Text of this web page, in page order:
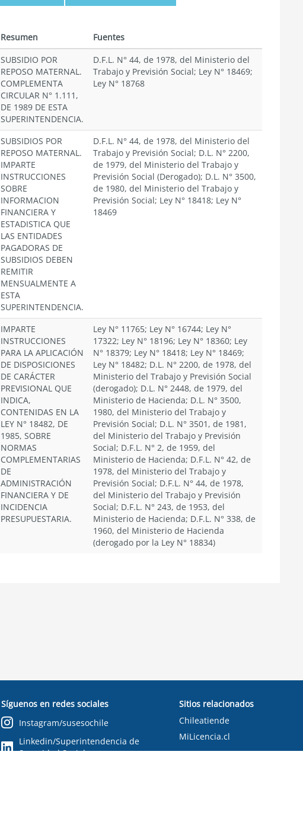
Resumen
Fuentes
SUBSIDIO POR
REPOSO MATERNAL.
COMPLEMENTA
CIRCULAR N° 1.111,
DE 1989 DE ESTA
SUPERINTENDENCIA.
D.F.L. N° 44, de 1978, del Ministerio del
Trabajo y Previsión Social; Ley N° 18469;
Ley N° 18768
SUBSIDIOS POR
REPOSO MATERNAL.
IMPARTE
INSTRUCCIONES
SOBRE
INFORMACION
FINANCIERA Y
ESTADISTICA QUE
LAS ENTIDADES
PAGADORAS DE
SUBSIDIOS DEBEN
REMITIR
MENSUALMENTE A
ESTA
SUPERINTENDENCIA.
D.F.L. N° 44, de 1978, del Ministerio del
Trabajo y Previsión Social; D.L. N° 2200,
de 1979, del Ministerio del Trabajo y
Previsión Social (Derogado); D.L. N° 3500,
de 1980, del Ministerio del Trabajo y
Previsión Social; Ley N° 18418; Ley N°
18469
IMPARTE
INSTRUCCIONES
PARA LA APLICACIÓN
DE DISPOSICIONES
DE CARÁCTER
PREVISIONAL QUE
INDICA,
CONTENIDAS EN LA
LEY N° 18482, DE
1985, SOBRE
NORMAS
COMPLEMENTARIAS
DE
ADMINISTRACIÓN
FINANCIERA Y DE
INCIDENCIA
PRESUPUESTARIA.
Ley N° 11765; Ley N° 16744; Ley N°
17322; Ley N° 18196; Ley N° 18360; Ley
N° 18379; Ley N° 18418; Ley N° 18469;
Ley N° 18482; D.L. N° 2200, de 1978, del
Ministerio del Trabajo y Previsión Social
(derogado); D.L. N° 2448, de 1979, del
Ministerio de Hacienda; D.L. N° 3500,
1980, del Ministerio del Trabajo y
Previsión Social; D.L. N° 3501, de 1981,
del Ministerio del Trabajo y Previsión
Social; D.F.L. N° 2, de 1959, del
Ministerio de Hacienda; D.F.L. N° 42, de
1978, del Ministerio del Trabajo y
Previsión Social; D.F.L. N° 44, de 1978,
del Ministerio del Trabajo y Previsión
Social; D.F.L. N° 243, de 1953, del
Ministerio de Hacienda; D.F.L. N° 338, de
1960, del Ministerio de Hacienda
(derogado por la Ley N° 18834)
Síguenos en redes sociales
Instagram/susesochile
Linkedin/Superintendencia de
Seguridad Social
Sitios relacionados
Chileatiende
MiLicencia.cl